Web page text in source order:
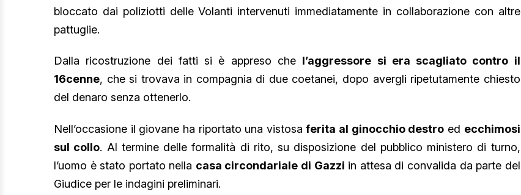
bloccato dai poliziotti delle Volanti intervenuti immediatamente in collaborazione con altre
pattuglie.
Dalla ricostruzione dei fatti si è appreso che l’aggressore si era scagliato contro il
16cenne, che si trovava in compagnia di due coetanei, dopo avergli ripetutamente chiesto
del denaro senza ottenerlo.
Nell’occasione il giovane ha riportato una vistosaferita al ginocchio destro ed ecchimosi
sul collo. Al termine delle formalità di rito, su disposizione del pubblico ministero di turno,
l’uomo è stato portato nella casa circondariale di Gazzi in attesa di convalida da parte del
Giudice per le indagini preliminari.